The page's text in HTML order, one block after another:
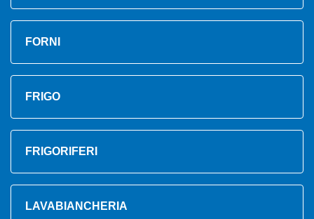
FORNI
FRIGO
FRIGORIFERI
LAVABIANCHERIA